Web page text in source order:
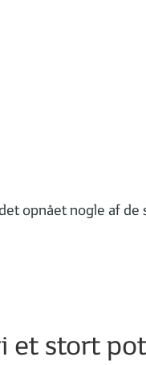
opnået nogle af de
et stort